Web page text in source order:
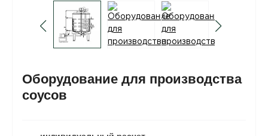
Оборудование для производства
соусов